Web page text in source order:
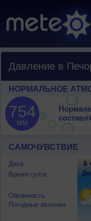
Давление в
НОРМАЛЬНОЕ
754
мм
САМОЧУВСТВИЕ
Дата
Время суток
Облачность
Погодные явления
6